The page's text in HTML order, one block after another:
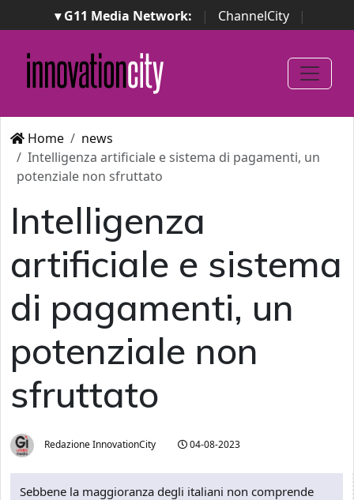
▾ G11 Media Network: | ChannelCity
|
ImpresaCity | SecurityOpenLab | Italian Channel
Awards
Italian Project Awards
Italian Security
Awards
Home
news
Intelligenza artificiale e sistema di pagamenti, un
potenziale non sfruttato
Intelligenza
artificiale e sistema
di pagamenti, un
potenziale non
sfruttato
Redazione InnovationCity 04-08-2023
Sebbene la maggioranza degli italiani non comprende